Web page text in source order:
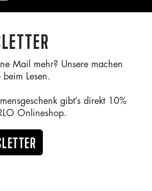
Mail mehr? Unsere machen
Lesen.
gibt’s direkt 10%
Onlineshop.